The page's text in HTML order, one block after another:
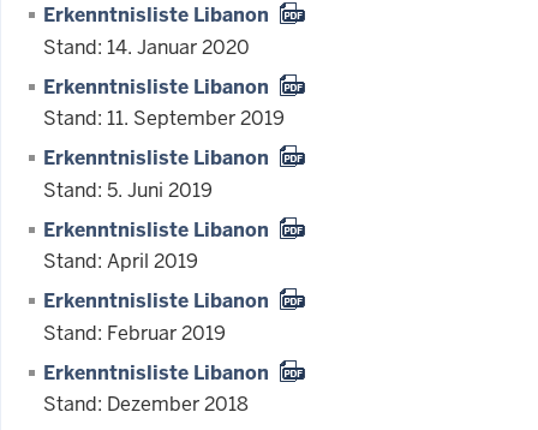
Erkenntnisliste Libanon
Stand: 14. Januar 2020
Erkenntnisliste Libanon
Stand: 11. September 2019
Erkenntnisliste Libanon
Stand: 5. Juni 2019
Erkenntnisliste Libanon
Stand: April 2019
Erkenntnisliste Libanon
Stand: Februar 2019
Erkenntnisliste Libanon
Stand: Dezember 2018